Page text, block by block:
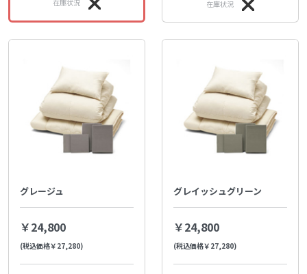
在庫状況 在庫状況
グレージュ
￥24,800
(税込価格￥27,280)
グレイッシュグリーン
￥24,800
(税込価格￥27,280)